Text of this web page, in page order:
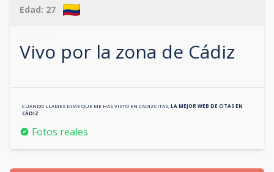
Edad: 27
Vivo por la zona de Cádiz
CUANDO LLAMES DIME QUE ME HAS VISTO EN CADIZCITAS LA MEJOR WEB DE CITAS EN
CÁDIZ
Fotos reales